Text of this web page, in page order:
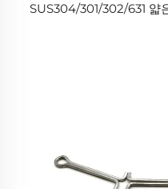
SUS304/301/302/631 얇